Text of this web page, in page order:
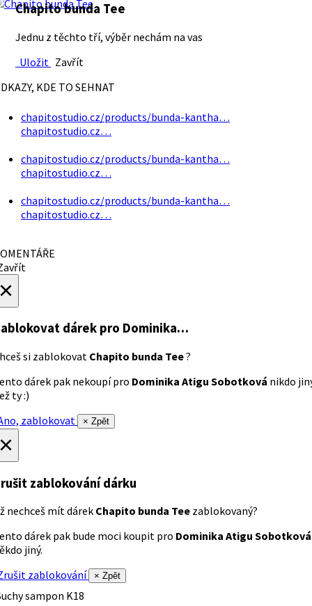
Chapito bunda Tee
Jednu z těchto tří, výběr nechám na vas
Uložit Zavřít
KDE TO SEHNAT
chapitostudio.cz/products/bunda-kantha…
chapitostudio.cz…
chapitostudio.cz/products/bunda-kantha…
chapitostudio.cz…
chapitostudio.cz/products/bunda-kantha…
chapitostudio.cz…
dárek pro Dominika…
si zablokovat Chapito bunda Tee?
dárek pak nekoupí pro Dominika Atigu Sobotková nikdo
ty :)
zablokovat
× Zpět
zablokování dárku
nechceš mít dárek Chapito bunda Tee zablokovaný?
dárek pak bude moci koupit pro Dominika Atigu Sobotková
jiný.
zablokování
× Zpět